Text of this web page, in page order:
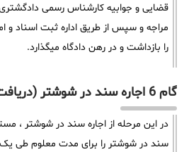
قضایی و جوابیه کارشناس رسمی
مراجه و سپس از طریق اداره ثبت اسناد و
را بازداشت و در رهن دادگاه میگذارد.
گام 6 اجاره سند در شوشتر (دریافت نامه آزادی)
در این مرحله از اجاره سند در شوشتر ،
سند در شوشتر را برای مدت معلوم طی